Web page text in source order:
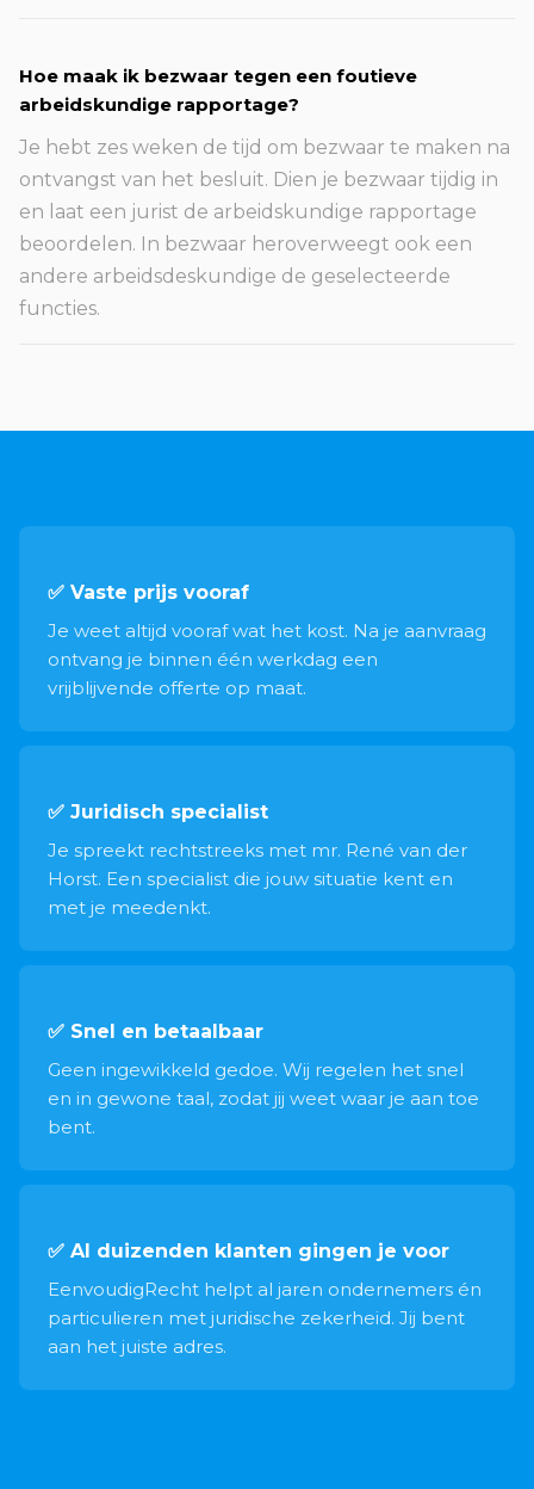
Hoe maak ik bezwaar tegen een foutieve
arbeidskundige rapportage?
Je hebt zes weken de tijd om bezwaar te maken na
ontvangst van het besluit. Dien je bezwaar tijdig in
en laat een jurist de arbeidskundige rapportage
beoordelen. In bezwaar heroverweegt ook een
andere arbeidsdeskundige de geselecteerde
functies.
✅ Vaste prijs vooraf
Je weet altijd vooraf wat het kost. Na je aanvraag
ontvang je binnen één werkdag een
vrijblijvende offerte op maat.
✅ Juridisch specialist
Je spreekt rechtstreeks met mr. René van der
Horst. Een specialist die jouw situatie kent en
met je meedenkt.
✅ Snel en betaalbaar
Geen ingewikkeld gedoe. Wij regelen het snel
en in gewone taal, zodat jij weet waar je aan toe
bent.
✅ Al duizenden klanten gingen je voor
EenvoudigRecht helpt al jaren ondernemers én
particulieren met juridische zekerheid. Jij bent
aan het juiste adres.